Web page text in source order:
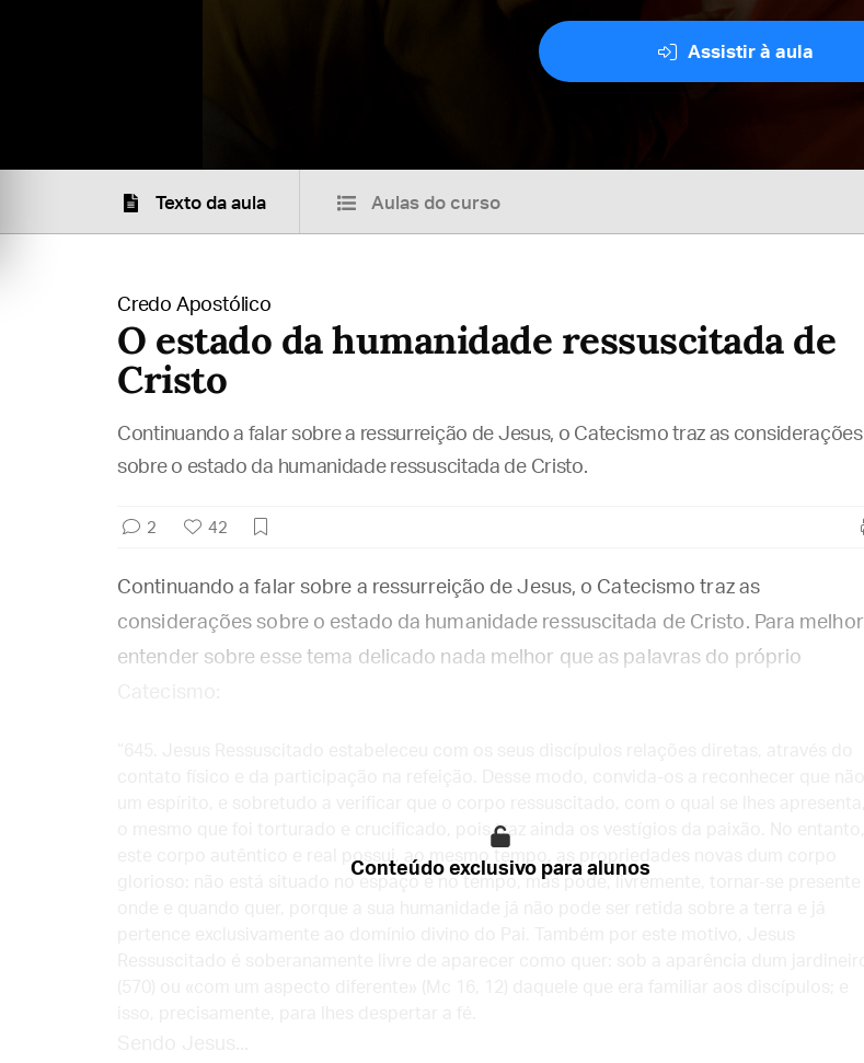
Assistir à aula
Texto da aula Aulas do curso
Credo Apostólico
O estado da humanidade ressuscitada de
Cristo
Continuando a falar sobre a ressurreição de Jesus, o Catecismo traz as considerações
sobre o estado da humanidade ressuscitada de Cristo.
2 42
Continuando a falar sobre a ressurreição de Jesus, o Catecismo traz as
considerações sobre o estado da humanidade ressuscitada de Cristo. Para melhor
entender sobre esse tema delicado nada melhor que as palavras do próprio
o mesmo que foi torturado e crucificado, pois traz ainda os vestígios da paixão. No entanto,
este corpo autêntico e real possui, ao mesmo tempo, as propriedades novas dum corpo
glorioso: não está situado no espaço e no tempo, mas pode, livremente, tornar-se presente
Conteúdo exclusivo para alunos